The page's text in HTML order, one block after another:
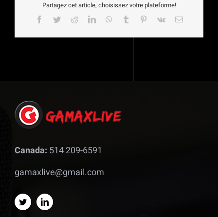
Partagez cet article, choisissez votre plateforme!
Facebook
TwitterRedditLinkedInWhatsApp
Tumblr Pinterest
Vk Email
Canada: 514 209-6591
gamaxlive@gmail.com